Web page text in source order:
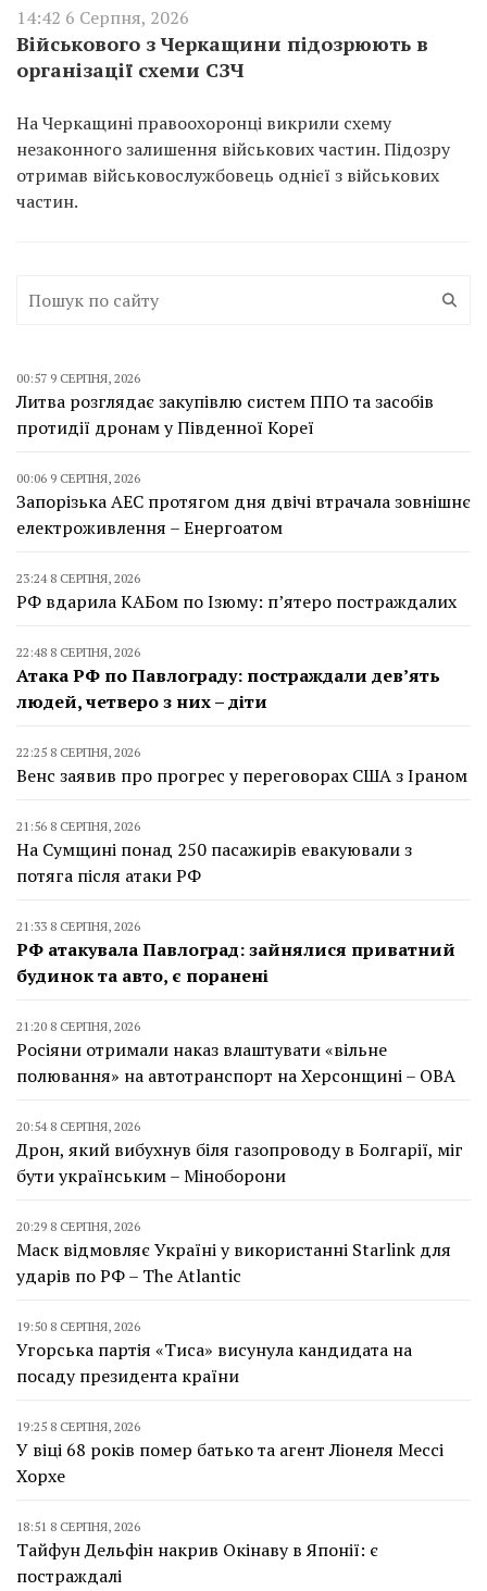
14:42 6 Серпня, 2026
Військового з Черкащини підозрюють в
організації схеми СЗЧ
На Черкащині правоохоронці викрили схему
незаконного залишення військових частин. Підозру
отримав військовослужбовець однієї з військових
частин.
00:57 9 СЕРПНЯ, 2026
Литва розглядає закупівлю систем ППО та засобів
протидії дронам у Південної Кореї
00:06 9 СЕРПНЯ, 2026
Запорізька АЕС протягом дня двічі втрачала зовнішнє
електроживлення – Енергоатом
23:24 8 СЕРПНЯ, 2026
РФ вдарила КАБом по Ізюму: п’ятеро постраждалих
22:48 8 СЕРПНЯ, 2026
Атака РФ по Павлограду: постраждали дев’ять
людей, четверо з них – діти
22:25 8 СЕРПНЯ, 2026
Венс заявив про прогрес у переговорах США з Іраном
21:56 8 СЕРПНЯ, 2026
На Сумщині понад 250 пасажирів евакуювали з
потяга після атаки РФ
21:33 8 СЕРПНЯ, 2026
РФ атакувала Павлоград: зайнялися приватний
будинок та авто, є поранені
21:20 8 СЕРПНЯ, 2026
Росіяни отримали наказ влаштувати «вільне
полювання» на автотранспорт на Херсонщині – ОВА
20:54 8 СЕРПНЯ, 2026
Дрон, який вибухнув біля газопроводу в Болгарії, міг
бути українським – Міноборони
20:29 8 СЕРПНЯ, 2026
Маск відмовляє Україні у використанні Starlink для
ударів по РФ – The Atlantic
19:50 8 СЕРПНЯ, 2026
Угорська партія «Тиса» висунула кандидата на
посаду президента країни
19:25 8 СЕРПНЯ, 2026
У віці 68 років помер батько та агент Ліонеля Мессі
Хорхе
18:51 8 СЕРПНЯ, 2026
Тайфун Дельфін накрив Окінаву в Японії: є
постраждалі